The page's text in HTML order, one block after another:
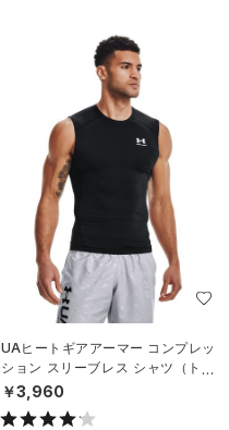
UAヒートギアアーマー コンプレッ
ション スリーブレス シャツ（トレ
ーニング/MEN）
￥3,960